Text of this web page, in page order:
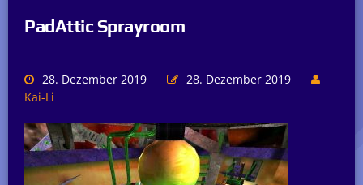
PadAttic Sprayroom
28. Dezember 2019
28. Dezember 2019
Kai-Li